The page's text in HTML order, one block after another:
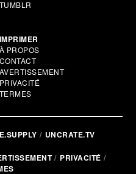
TUMBLR
IMPRIMER
À PROPOS
CONTACT
AVERTISSEMENT
PRIVACITÉ
TERMES
UNCRATE.TV
PRIVACITÉ